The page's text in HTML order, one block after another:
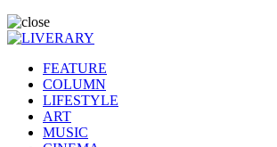
FEATURE
COLUMN
LIFESTYLE
ART
MUSIC